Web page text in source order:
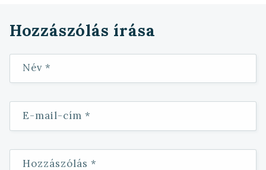
Hozzászólás írása
Név *
E-mail-cím*
Hozzászólás*